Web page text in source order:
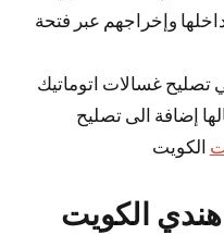
وإخراجهم عبر فتحة
غسالات اتوماتيك
إضافة الى تصليح
الكويت
الكويت